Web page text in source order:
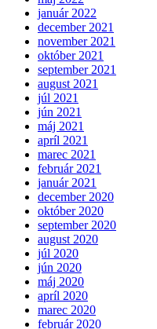
január 2022
december 2021
november 2021
október 2021
september 2021
august 2021
júl 2021
jún 2021
máj 2021
apríl 2021
marec 2021
február 2021
január 2021
december 2020
október 2020
september 2020
august 2020
júl 2020
jún 2020
máj 2020
apríl 2020
marec 2020
február 2020